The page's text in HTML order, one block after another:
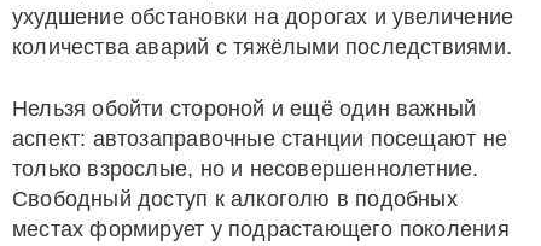
ухудшение обстановки на дорогах и увеличение
количества аварий с тяжёлыми последствиями.
Нельзя обойти стороной и ещё один важный
аспект: автозаправочные станции посещают не
только взрослые, но и несовершеннолетние.
Свободный доступ к алкоголю в подобных
местах формирует у подрастающего поколения